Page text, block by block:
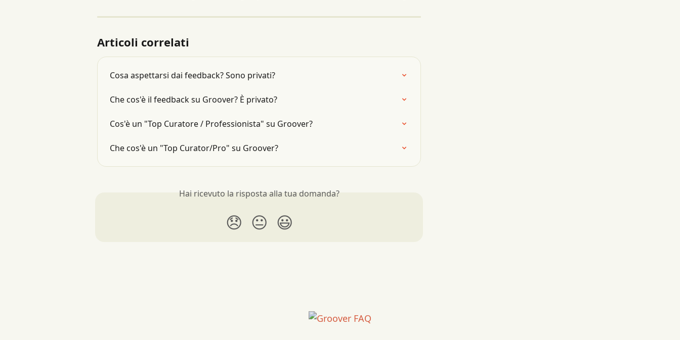
Articoli correlati
Cosa aspettarsi dai feedback? Sono privati?
Che cos'è il feedback su Groover? È privato?
Cos'è un "Top Curatore / Professionista" su Groover?
Che cos'è un "Top Curator/Pro" su Groover?
Hai ricevuto la risposta alla tua domanda?
😞 😐 😃